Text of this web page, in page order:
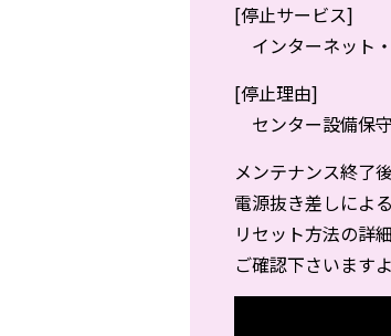
[停止サービス]
インターネット
[停止理由]
センター設備保
メンテナンス終了
電源抜き差しによ
リセット方法の詳
ご確認下さいます